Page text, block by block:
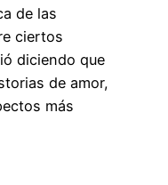
de las
ciertos
diciendo que
de amor,
más